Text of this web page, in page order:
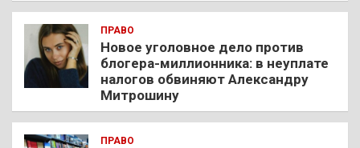
ПРАВО
Новое уголовное дело против
блогера-миллионника: в неуплате
налогов обвиняют Александру
Митрошину
ПРАВО